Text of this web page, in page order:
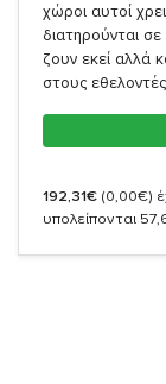
χώροι αυτοί
διατηρούνται
ζουν εκεί αλλά
στους
192,31€ (0,00€)
υπολείπονται